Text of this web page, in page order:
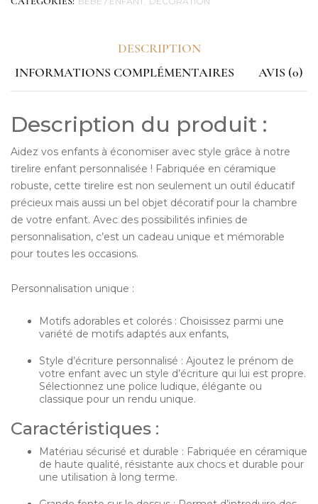
DESCRIPTION
INFORMATIONS COMPLÉMENTAIRES
AVIS (0)
Description du produit :
Aidez vos enfants à économiser avec style grâce à notre
tirelire enfant personnalisée ! Fabriquée en céramique
robuste, cette tirelire est non seulement un outil éducatif
précieux mais aussi un bel objet décoratif pour la chambre
de votre enfant. Avec des possibilités infinies de
personnalisation, c’est un cadeau unique et mémorable
pour toutes les occasions.
Personnalisation unique :
Motifs adorables et colorés : Choisissez parmi une
variété de motifs adaptés aux enfants,
Style d’écriture personnalisé : Ajoutez le prénom de
votre enfant avec un style d’écriture qui lui est propre.
Sélectionnez une police ludique, élégante ou
classique pour un rendu unique.
Caractéristiques :
Matériau sécurisé et durable : Fabriquée en céramique
de haute qualité, résistante aux chocs et durable pour
une utilisation à long terme.